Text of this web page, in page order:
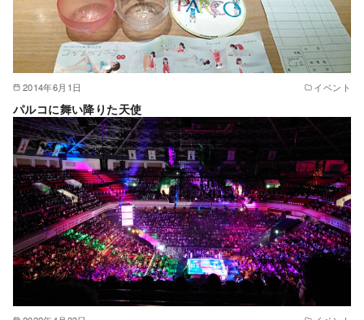
2014年6月1日 イベント
パルコに舞い降りた天使